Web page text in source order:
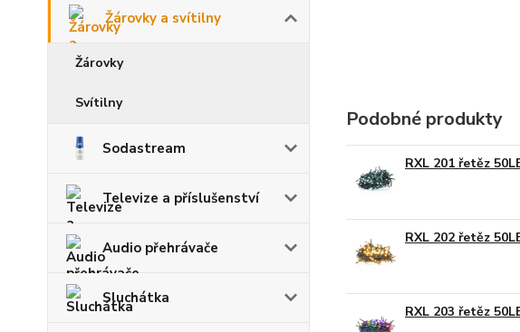
Žárovky a svítilny
Žárovky
Svítilny
Sodastream
Televize a příslušenství
Audio přehrávače
Sluchátka
Podobné produkty
RXL 201 řetěz
RXL 202 řetěz
RXL 203 řetěz